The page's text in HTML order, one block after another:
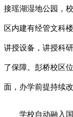
接瑶湖湿地公园，
区内建有经管文科
讲授设备，讲授科
了保障。彭桥校区
面，办学前提持续
学校自动融入国